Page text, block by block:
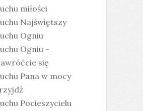
miłości
Najświętszy
Ogniu
Ogniu -
się
Pana w mocy
Pocieszycielu